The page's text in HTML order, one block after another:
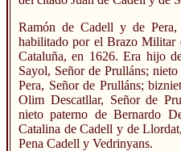
Ramón de Cadell y de
habilitado por el Brazo Militar
Cataluña, en 1626. Era hijo
Sayol, Señor de Prulláns;
Pera, Señor de Prulláns;
Olim Descatllar, Señor de
nieto paterno de Bernardo
Catalina de Cadell y de
Pena Cadell y Vedrinyans.